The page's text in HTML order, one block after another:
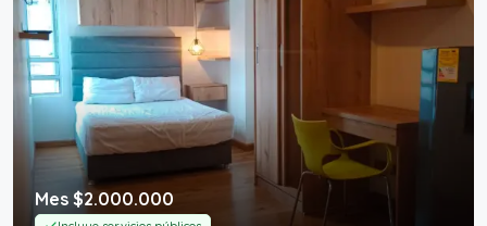
Mes $2.000.000